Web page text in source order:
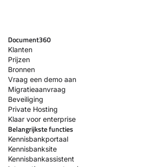
Document360
Klanten
Prijzen
Bronnen
Vraag een demo aan
Migratieaanvraag
Beveiliging
Private Hosting
Klaar voor enterprise
Belangrijkste functies
Kennisbankportaal
Kennisbanksite
Kennisbankassistent